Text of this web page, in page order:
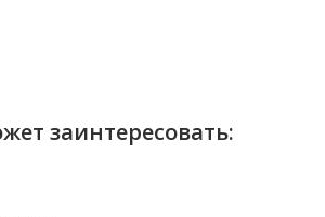
заинтересовать: